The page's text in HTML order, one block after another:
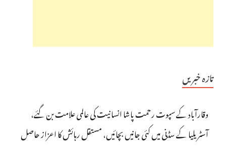
تازہ خبریں
وقارآباد کے سپوت رحمت پاشا انسانیت کی عالمی علامت بن گئے،
آسٹریلیا کے سڈنی میں کئی جانیں بچائیں، مستقل رہائش کا اعزاز حاصل